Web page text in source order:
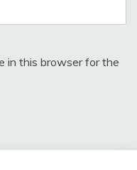
in this browser for the